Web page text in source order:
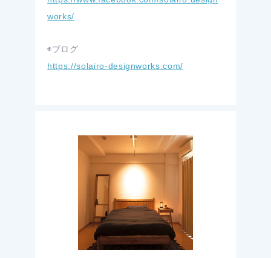
works/
◉ブログ
https://solairo-designworks.com/